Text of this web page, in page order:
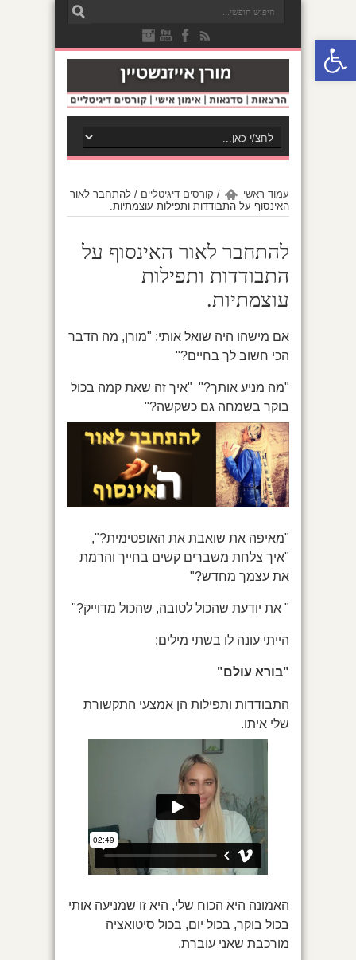
פתח סרגל נגישות
עמוד ראשי / קורסים דיגיטליים / להתחבר לאור
האינסוף על התבודדות ותפילות עוצמתיות.
להתחבר לאור האינסוף על
התבודדות ותפילות
עוצמתיות.
אם מישהו היה שואל אותי: "מורן, מה הדבר
הכי חשוב לך בחיים?"
"מה מניע אותך?" "איך זה שאת קמה בכול
בוקר בשמחה גם כשקשה?"
"מאיפה את שואבת את האופטימית?",
"איך צלחת משברים קשים בחייך והרמת
את עצמך מחדש?"
" את יודעת שהכול לטובה, שהכול מדוייק?"
הייתי עונה לו בשתי מילים:
"בורא עולם"
התבודדות ותפילות הן אמצעי התקשורת
שלי איתו.
האמונה היא הכוח שלי, היא זו שמניעה אותי
בכול בוקר, בכול יום, בכול סיטואציה
מורכבת שאני עוברת.